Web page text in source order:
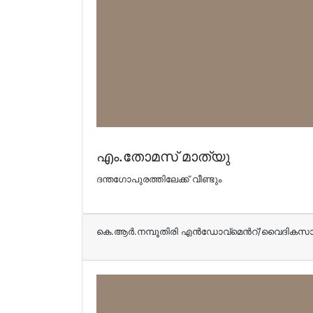
എം.തോമസ് മാത്യു
ദന്തഗോപുരത്തിലേക്ക് വീണ്ടും
കെ.ആര്‍.നമ്പൂതിരി എന്‍ഡോവ്മെന്‍റ്/